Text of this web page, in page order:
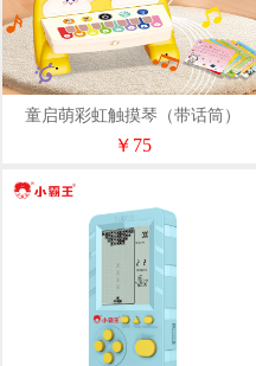
童启萌彩虹触摸琴（带话筒）
58088
￥75